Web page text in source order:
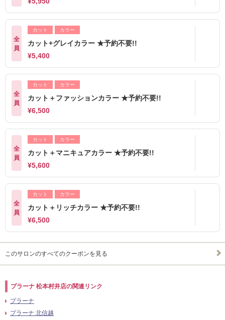
全
員
カット カラー
カット+グレイカラー ★予約不要!!
¥5,400
全
員
カット カラー
カット＋ファッションカラー ★予約不要!!
¥6,500
全
員
カット カラー
カット＋マニキュアカラー ★予約不要!!
¥5,600
全
員
カット カラー
カット＋リッチカラー ★予約不要!!
¥6,500
このサロンのすべてのクーポンを見る
プラーナ 松本村井店の関連リンク
プラーナ
プラーナ 北信越